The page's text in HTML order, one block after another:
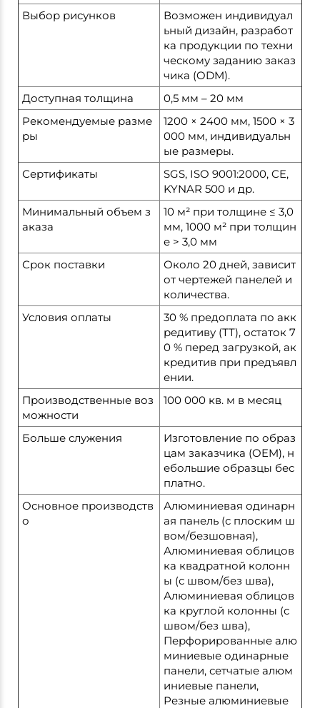
Выбор рисунков
Возможен индивидуал
ьный дизайн, разработ
ка продукции по техни
ческому заданию заказ
чика (ODM).
Доступная толщина
0,5 мм – 20 мм
Рекомендуемые разме
ры
1200 × 2400 мм, 1500 × 3
000 мм, индивидуальн
ые размеры.
Сертификаты
SGS, ISO 9001:2000, CE,
KYNAR 500 и др.
Минимальный объем з
аказа
10 м² при толщине ≤ 3,0
мм, 1000 м² при толщин
е > 3,0 мм
Срок поставки
Около 20 дней, зависит
от чертежей панелей и
количества.
Условия оплаты
30 % предоплата по акк
редитиву (ТТ), остаток 7
0 % перед загрузкой, ак
кредитив при предъявл
ении.
Производственные воз
можности
100 000 кв. м в месяц
Больше служения
Изготовление по образ
цам заказчика (OEM), н
ебольшие образцы бес
платно.
Основное производств
о
Алюминиевая одинарн
ая панель (с плоским ш
вом/безшовная),
Алюминиевая облицов
ка квадратной колонн
ы (с швом/без шва),
Алюминиевая облицов
ка круглой колонны (с
швом/без шва),
Перфорированные алю
миниевые одинарные
панели, сетчатые алюм
иниевые панели,
Резные алюминиевые